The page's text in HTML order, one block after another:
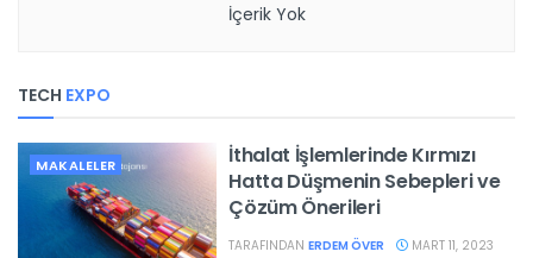
İçerik Yok
TECH EXPO
MAKALELER
İthalat İşlemlerinde Kırmızı
Hatta Düşmenin Sebepleri ve
Çözüm Önerileri
TARAFINDAN ERDEM ÖVER
MART 11, 2023